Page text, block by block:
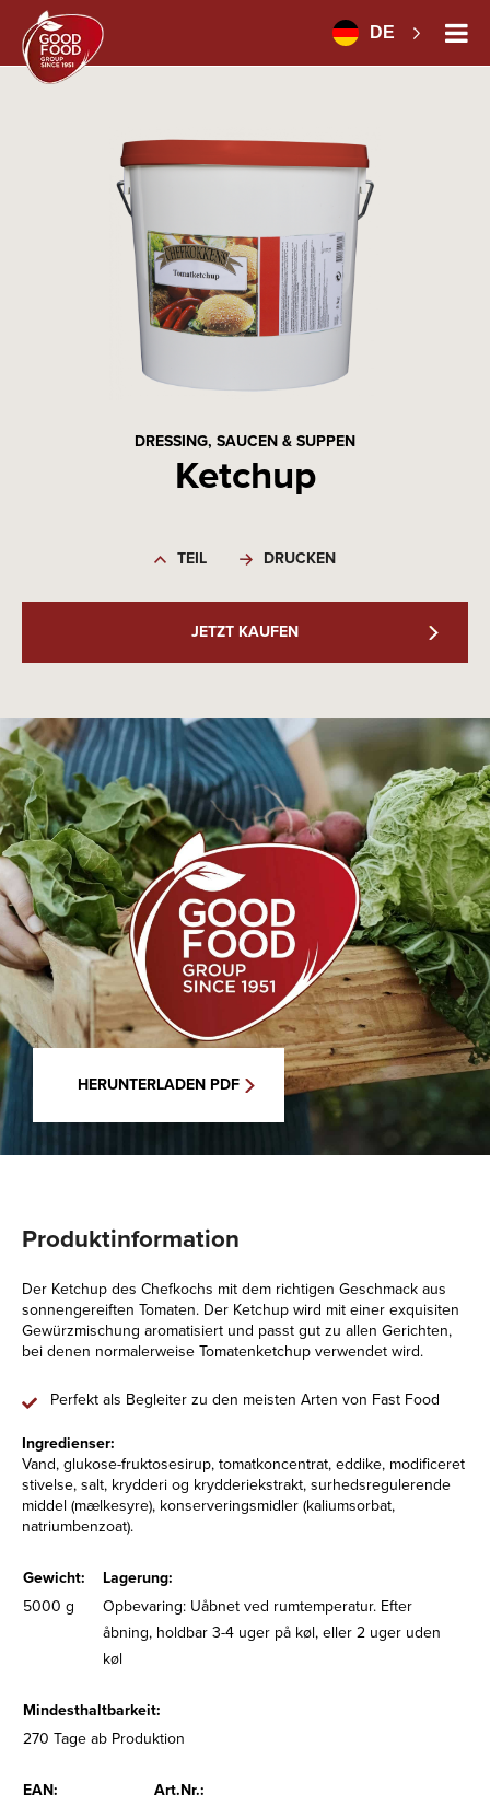
DE
DRESSING, SAUCEN & SUPPEN
Ketchup
TEIL DRUCKEN
JETZT KAUFEN
HERUNTERLADEN PDF
Produktinformation
Der Ketchup des Chefkochs mit dem richtigen Geschmack aus
sonnengereiften Tomaten. Der Ketchup wird mit einer exquisiten
Gewürzmischung aromatisiert und passt gut zu allen Gerichten,
bei denen normalerweise Tomatenketchup verwendet wird.
Perfekt als Begleiter zu den meisten Arten von Fast Food
Ingredienser:
Vand, glukose-fruktosesirup, tomatkoncentrat, eddike, modificeret
stivelse, salt, krydderi og krydderiekstrakt, surhedsregulerende
middel (mælkesyre), konserveringsmidler (kaliumsorbat,
natriumbenzoat).
Gewicht:
Lagerung:
5000 g
Opbevaring: Uåbnet ved rumtemperatur. Efter
åbning, holdbar 3-4 uger på køl, eller 2 uger uden
køl
Mindesthaltbarkeit:
270 Tage ab Produktion
EAN:
Art.Nr.: